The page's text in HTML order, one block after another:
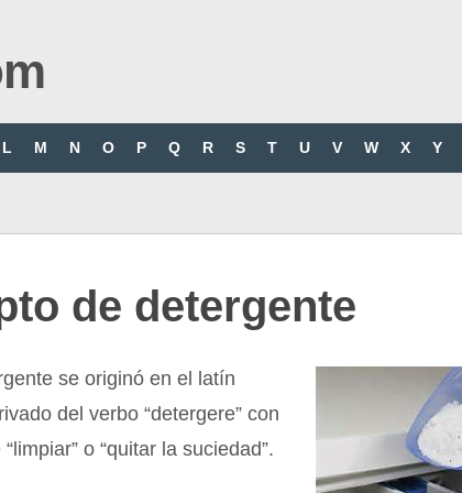
L M N O P Q R S T U V W X Y
de detergente
se originó en el latín
del verbo “detergere” con
o “quitar la suciedad”.